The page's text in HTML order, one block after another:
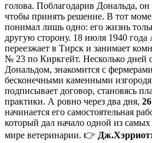
голова. Поблагодарив Дональда,
чтобы принять решение. В тот
понимал лишь одно: его жизнь
другую сторону. 18 июля 1940 года
переезжает в Тирск и занимает
№ 23 по Киркгейт. Несколько дней
Дональдом, знакомится с
бесконечными каменными
подписывает договор, становясь
практики. А ровно через два дня,
начинается его самостоятельная
который дал начало одной из
мире ветеринарии. 👉 Дж.Хэрриот: